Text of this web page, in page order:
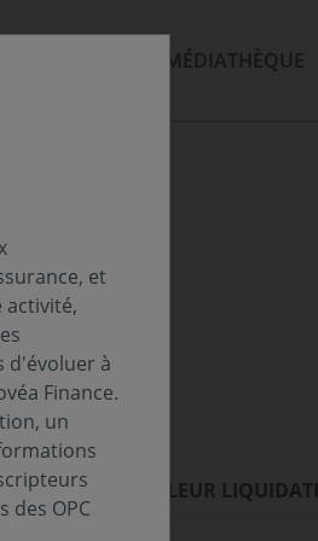
MÉDIATHÈQUE
VALEUR
et
activité,
d'évoluer à
Finance.
un
des OPC